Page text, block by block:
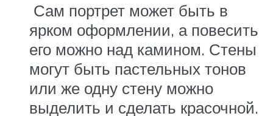
Сам портрет может быть в
ярком оформлении, а повесить
его можно над камином. Стены
могут быть пастельных тонов
или же одну стену можно
выделить и сделать красочной.